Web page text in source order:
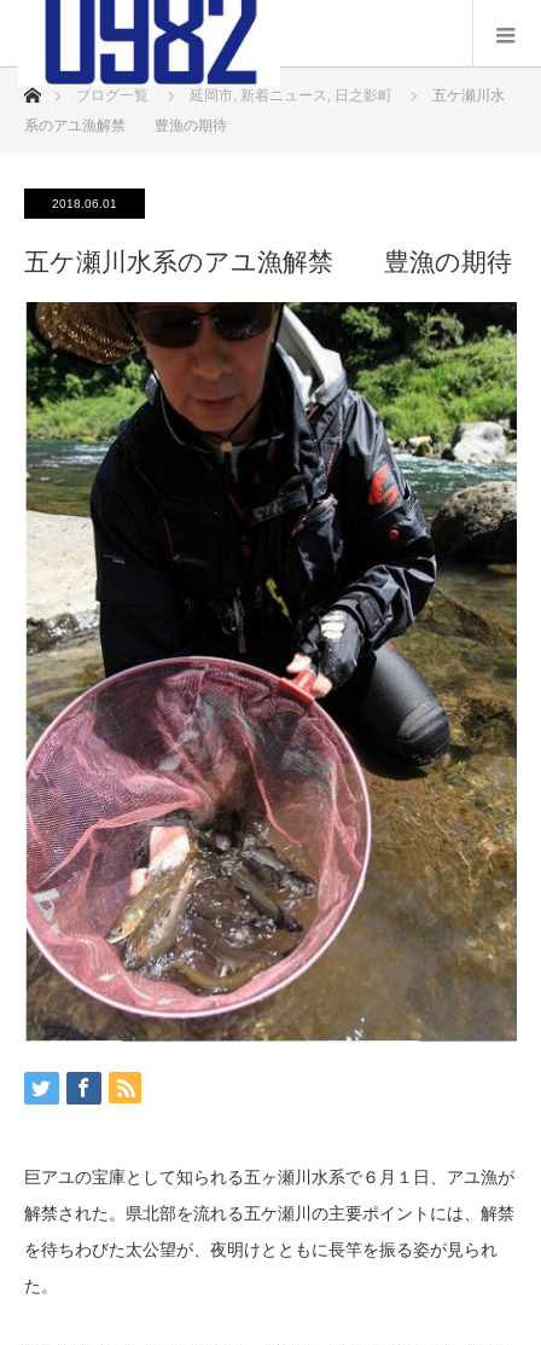
ホームブログ一覧 延岡市, 新着ニュース , 日之影町
五ケ瀬川水
系のアユ漁解禁 豊漁の期待
2018.06.01
五ケ瀬川水系のアユ漁解禁 豊漁の期待
巨アユの宝庫として知られる五ヶ瀬川水系で６月１日、アユ漁が
解禁された。県北部を流れる五ケ瀬川の主要ポイントには、解禁
を待ちわびた太公望が、夜明けとともに長竿を振る姿が見られ
た。